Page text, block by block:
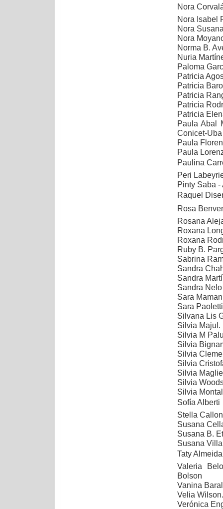
Nora
Nora Isabel
Nora
Nora
Norma B.
Nuria
Paloma
Patricia
Patricia
Patricia
Patricia
Patricia
Paula Abal
Conicet-Uba
Paula
Paula
Paulina
Peri
Pinty Saba -
Raquel
Rosa
Rosana
Roxana
Roxana
Ruby B.
Sabrina
Sandra
Sandra
Sandra Nelo
Sara
Sara
Silvana Lis
Silvia Majul.
Silvia M
Silvia
Silvia
Silvia
Silvia Maglie
Silvia
Silvia
Sofía Alberti
Stella
Susana
Susana B.
Susana
Taty
Valeria
Bolson
Vanina
Velia
Verónica